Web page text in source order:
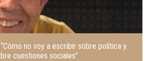
“Cómo no voy a escribir sobre política y
cuestiones sociales”